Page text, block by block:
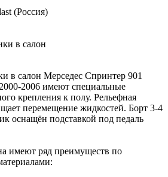
(Россия)
в салон
в салон Мерседес Спринтер 901
2006 имеют специальные
крепления к полу. Рельефная
перемещение жидкостей. Борт 3-4
оснащён подставкой под педаль
имеют ряд преимуществ по